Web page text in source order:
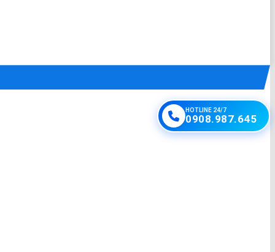
HOTLINE 24/7
0908.987.645